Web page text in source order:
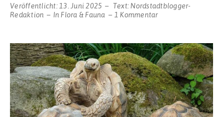
Veröffentlicht: 13. Juni 2025 Text: Nordstadtblogger-
Redaktion
InFlora & Fauna 1 Kommentarzu
Zoo
Dortmund:
Diana
und
Katie
kommen
aus
England